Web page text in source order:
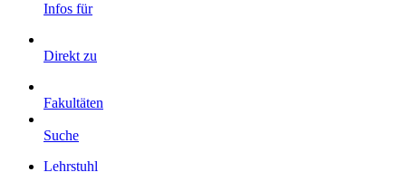
Infos für
Direkt zu
Fakultäten
Suche
Lehrstuhl